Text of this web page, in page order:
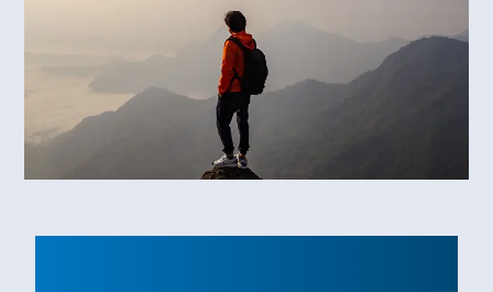
Partecipa al prossimo evento in collaborazione con
iCrem.
ICREM